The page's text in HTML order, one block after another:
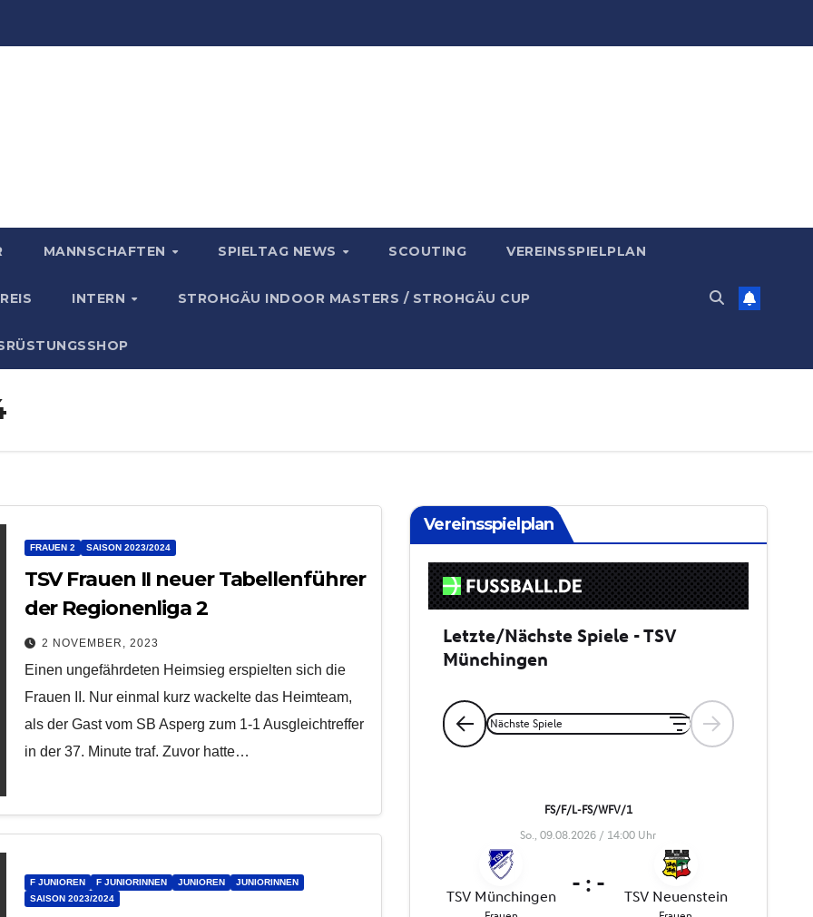
MANNSCHAFTEN SPIELTAG NEWS SCOUTING VEREINSSPIELPLAN
INTERN STROHGÄU INDOOR MASTERS / STROHGÄU CUP
FRAUEN 2 SAISON 2023/2024
TSV Frauen II neuer Tabellenführer
der Regionenliga 2
2 NOVEMBER, 2023
Einen ungefährdeten Heimsieg erspielten sich die
Frauen II. Nur einmal kurz wackelte das Heimteam,
als der Gast vom SB Asperg zum 1-1 Ausgleichtreffer
in der 37. Minute traf. Zuvor hatte…
F JUNIOREN F JUNIORINNEN JUNIOREN
JUNIORINNEN
SAISON 2023/2024
Vereinsspielplan